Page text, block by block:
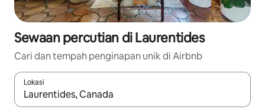
Sewaan percutian di Laurentides
Cari dan tempah penginapan unik di Airbnb
Lokasi
Apabila hasil tersedia, navigasi dengan kekunci anak panah